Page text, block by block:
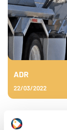
ADR
22/03/2022